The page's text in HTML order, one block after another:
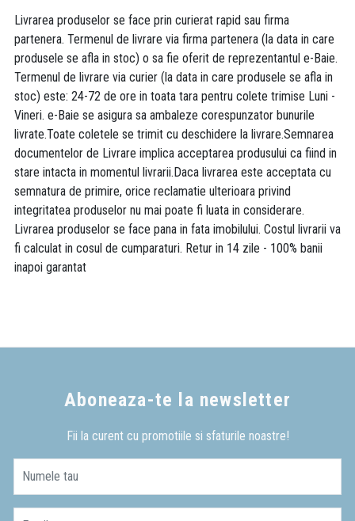
Livrarea produselor se face prin curierat rapid sau firma
partenera. Termenul de livrare via firma partenera (la data in care
produsele se afla in stoc) o sa fie oferit de reprezentantul e-Baie.
Termenul de livrare via curier (la data in care produsele se afla in
stoc) este: 24-72 de ore in toata tara pentru colete trimise Luni -
Vineri. e-Baie se asigura sa ambaleze corespunzator bunurile
livrate.Toate coletele se trimit cu deschidere la livrare.Semnarea
documentelor de Livrare implica acceptarea produsului ca fiind in
stare intacta in momentul livrarii.Daca livrarea este acceptata cu
semnatura de primire, orice reclamatie ulterioara privind
integritatea produselor nu mai poate fi luata in considerare.
Livrarea produselor se face pana in fata imobilului. Costul livrarii va
fi calculat in cosul de cumparaturi. Retur in 14 zile - 100% banii
inapoi garantat
Aboneaza-te la newsletter
Fii la curent cu promotiile si sfaturile noastre!
Numele tau